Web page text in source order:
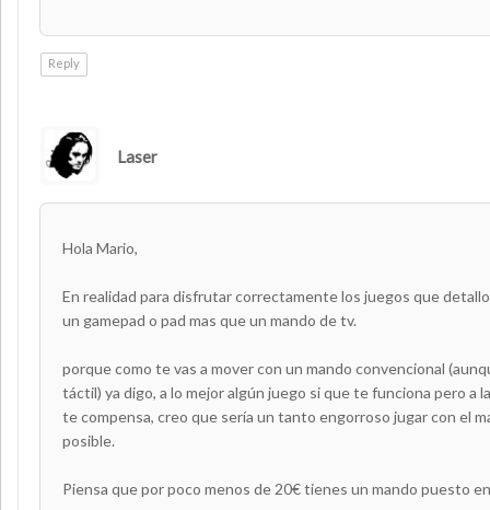
Reply
Laser
Hola Mario,
En realidad para disfrutar correctamente los juegos que
un gamepad o pad mas que un mando de tv.
porque como te vas a mover con un mando convencional
táctil) ya digo, a lo mejor algún juego si que te funciona pero a
te compensa, creo que sería un tanto engorroso jugar con el
posible.
Piensa que por poco menos de 20€ tienes un mando puesto